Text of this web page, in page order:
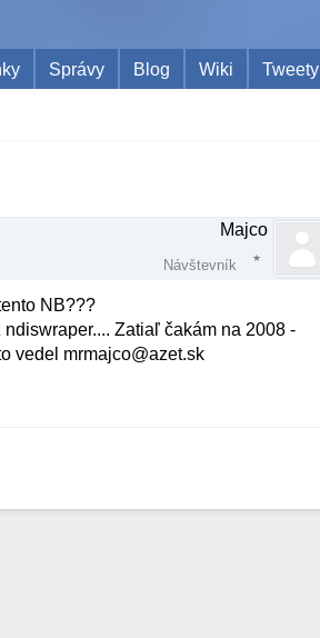
Správy Blog Wiki Tweety
Majco
Návštevník
NB???
Zatiaľ čakám na 2008 -
vedel mrmajco@azet.sk